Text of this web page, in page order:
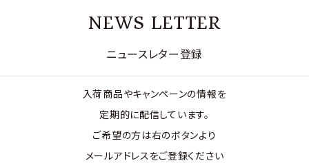
NEWS LETTER
ニュースレター登録
入荷商品やキャンペーンの情報を
定期的に配信しています。
ご希望の方は右のボタンより
メールアドレスをご登録ください